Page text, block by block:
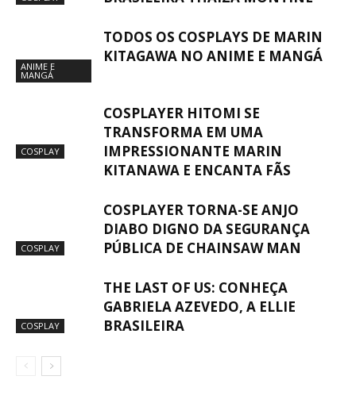
ANIME E
MANGÁ
TODOS OS COSPLAYS DE MARIN
KITAGAWA NO ANIME E MANGÁ
COSPLAY
COSPLAYER HITOMI SE
TRANSFORMA EM UMA
IMPRESSIONANTE MARIN
KITANAWA E ENCANTA FÃS
COSPLAY
COSPLAYER TORNA-SE ANJO
DIABO DIGNO DA SEGURANÇA
PÚBLICA DE CHAINSAW MAN
COSPLAY
THE LAST OF US: CONHEÇA
GABRIELA AZEVEDO, A ELLIE
BRASILEIRA